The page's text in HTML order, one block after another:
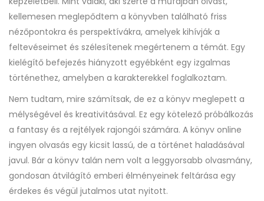
kellemesen meglepődtem a könyvben található friss
nézőpontokra és perspektívákra, amelyek kihívják a
feltevéseimet és szélesítenek megértenem a témát. Egy
kielégítő befejezés hiányzott egyébként egy izgalmas
történethez, amelyben a karakterekkel foglalkoztam.
Nem tudtam, mire számítsak, de ez a könyv meglepett a
mélységével és kreativitásával. Ez egy kötelező próbálkozás
a fantasy és a rejtélyek rajongói számára. A könyv online
ingyen olvasás egy kicsit lassú, de a történet haladásával
javul. Bár a könyv talán nem volt a leggyorsabb olvasmány,
gondosan átvilágító emberi élményeinek feltárása egy
érdekes és végül jutalmos utat nyitott.